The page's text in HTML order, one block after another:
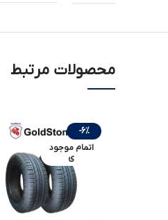
محصولات مرتبط
-6%
اتمام موجود
ی